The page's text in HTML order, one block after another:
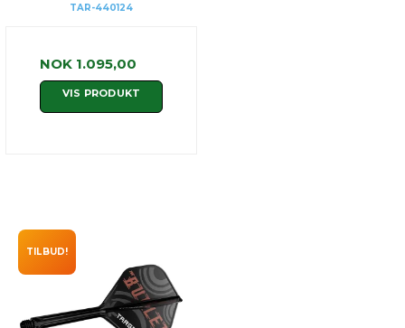
TAR-440124
NOK 1.095,00
VIS PRODUKT
TILBUD!